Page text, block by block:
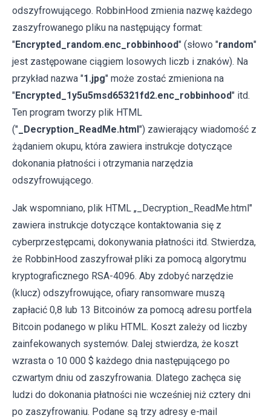
odszyfrowującego. RobbinHood zmienia nazwę każdego
zaszyfrowanego pliku na następujący format:
"Encrypted_random.enc_robbinhood" (słowo "random"
jest zastępowane ciągiem losowych liczb i znaków). Na
przykład nazwa "1.jpg" może zostać zmieniona na
"Encrypted_1y5u5msd65321fd2.enc_robbinhood" itd.
Ten program tworzy plik HTML
(" _Decryption_ReadMe.html") zawierający wiadomość z
żądaniem okupu, która zawiera instrukcje dotyczące
dokonania płatności i otrzymania narzędzia
odszyfrowującego.
Jak wspomniano, plik HTML „_Decryption_ReadMe.html"
zawiera instrukcje dotyczące kontaktowania się z
cyberprzestępcami, dokonywania płatności itd. Stwierdza,
że ​​RobbinHood zaszyfrował pliki za pomocą algorytmu
kryptograficznego RSA-4096. Aby zdobyć narzędzie
(klucz) odszyfrowujące, ofiary ransomware muszą
zapłacić 0,8 lub 13 Bitcoinów za pomocą adresu portfela
Bitcoin podanego w pliku HTML. Koszt zależy od liczby
zainfekowanych systemów. Dalej stwierdza, że ​​koszt
wzrasta o 10 000 $ każdego dnia następującego po
czwartym dniu od zaszyfrowania. Dlatego zachęca się
ludzi do dokonania płatności nie wcześniej niż cztery dni
po zaszyfrowaniu. Podane są trzy adresy e-mail